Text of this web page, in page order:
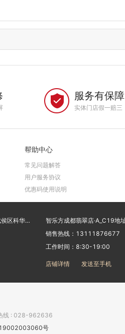
服务有保障
实体门店假一赔三
帮助中心
常见问题解答
用户服务协议
优惠码使用说明
智乐方成都科华南路店·A_C68地址：四川省成都市武侯区科华南路3号附18号
销售热线：13111876677
工作时间：8:30-19:00
店铺详情 发送至手机
线 : 028-962636
号